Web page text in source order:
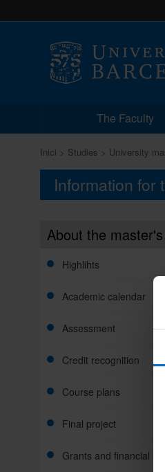
The Faculty
Inici Studies University
Information for
About the
Highlihts
Academic calendar
Assessment
Credit recognition
Course plans
Final project
Grants and financial aid